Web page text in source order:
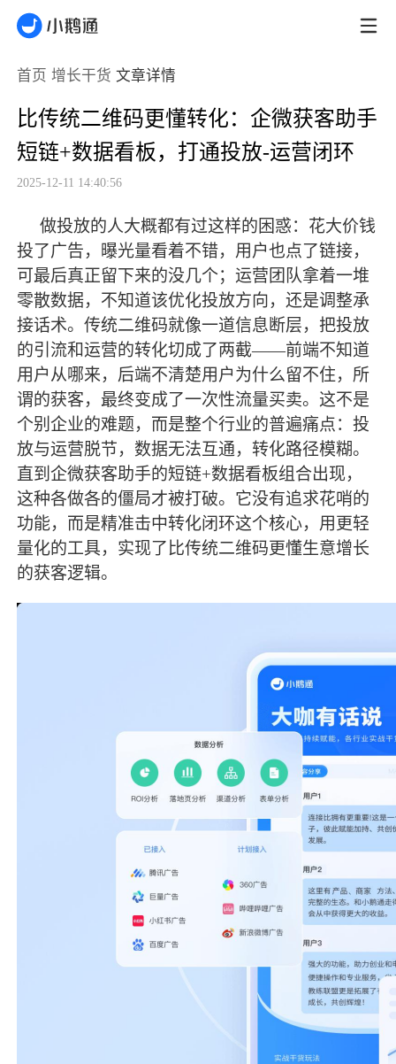
首页 增长干货 文章详情
比传统二维码更懂转化：企微获客助手
短链+数据看板，打通投放-运营闭环
2025-12-11 14:40:56
做投放的人大概都有过这样的困惑：花大价钱
投了广告，曝光量看着不错，用户也点了链接，
可最后真正留下来的没几个；运营团队拿着一堆
零散数据，不知道该优化投放方向，还是调整承
接话术。传统二维码就像一道信息断层，把投放
的引流和运营的转化切成了两截——前端不知道
用户从哪来，后端不清楚用户为什么留不住，所
谓的获客， 最终变成了一次性流量买卖。这不是
个别企业的难题，而是整个行业的普遍痛点：投
放与运营脱节，数据无法互通，转化路径模糊。
直到企微获客助手的短链+数据看板组合出现，
这种各做各的僵局才被打破。它没有追求花哨的
功能，而是精准击中转化闭环这个核心，用更轻
量化的工具，实现了比传统二维码更懂生意增长
的获客逻辑。